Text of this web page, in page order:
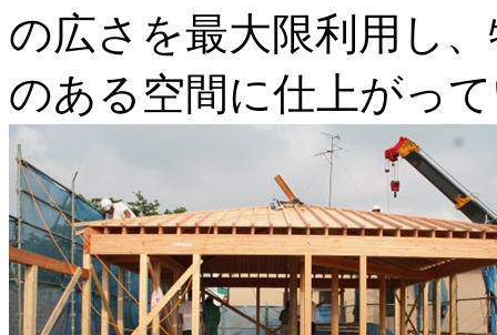
の広さを最大限利用し
のある空間に仕上がっ